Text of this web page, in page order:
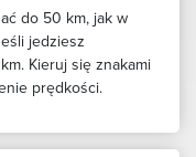
do 50 km, jak w
jedziesz
Kieruj się znakami
prędkości.